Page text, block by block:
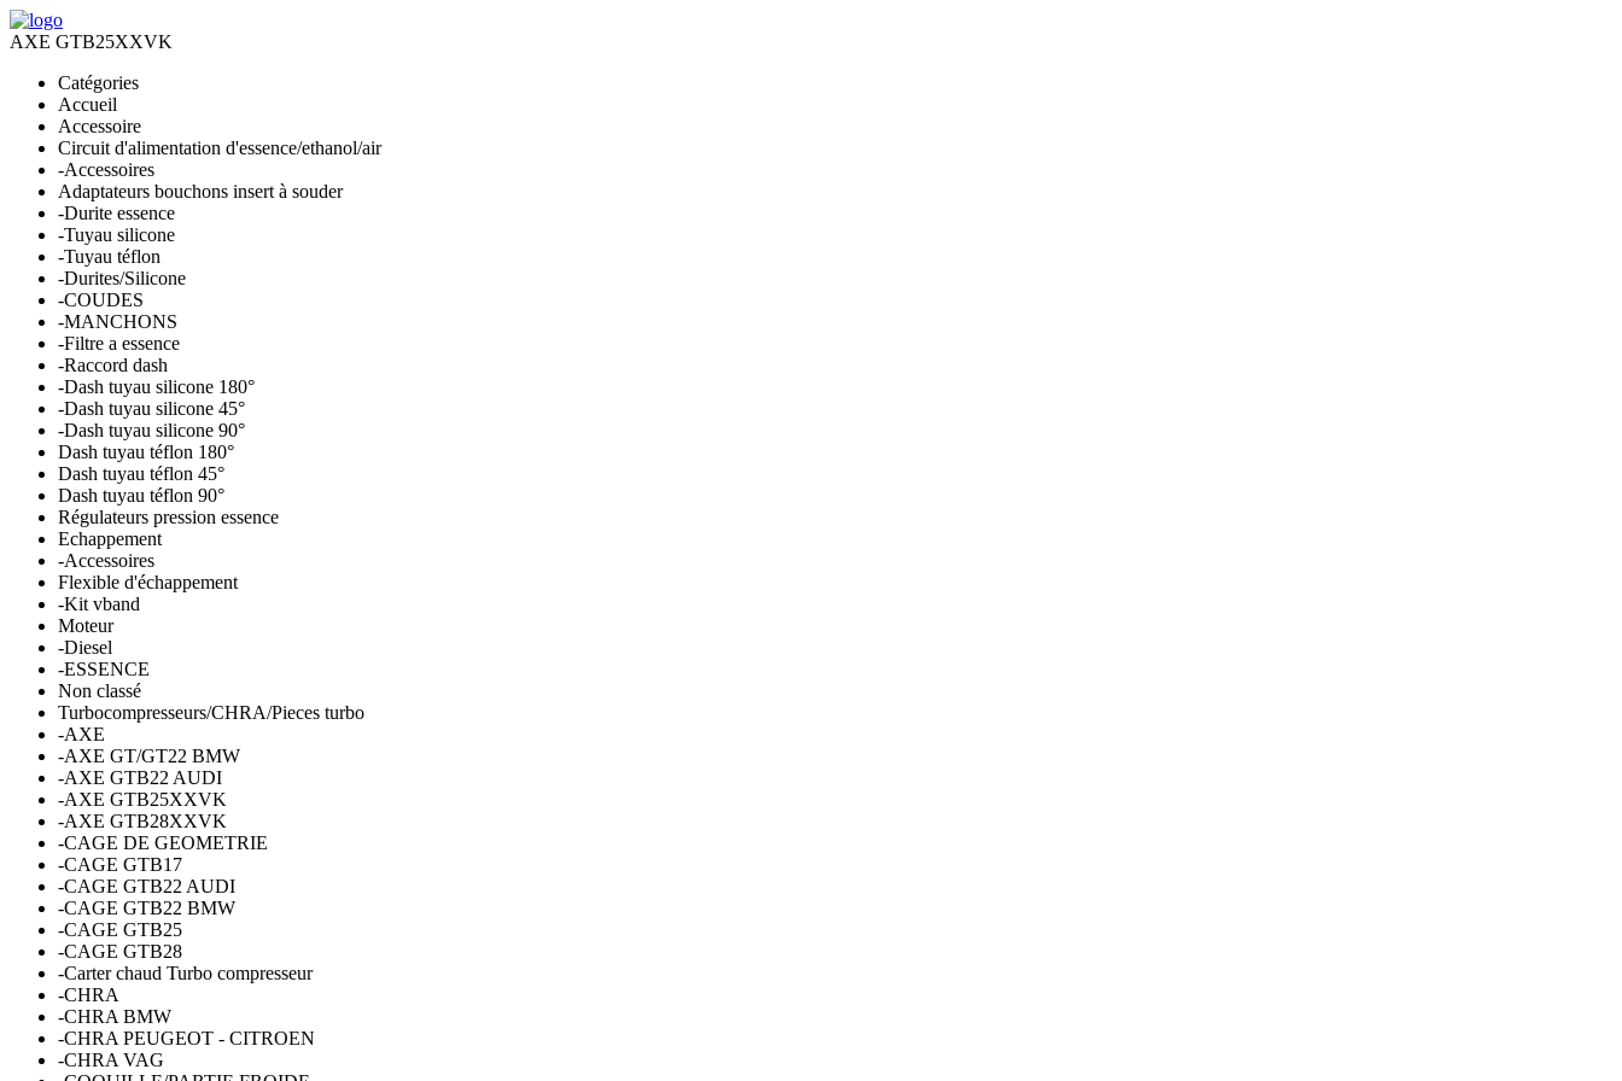
AXE GTB25XXVK
Catégories
Accueil
Accessoire
Circuit d'alimentation d'essence/ethanol/air
-Accessoires
Adaptateurs bouchons insert à souder
-Durite essence
-Tuyau silicone
-Tuyau téflon
-Durites/Silicone
-COUDES
-MANCHONS
-Filtre a essence
-Raccord dash
-Dash tuyau silicone 180°
-Dash tuyau silicone 45°
-Dash tuyau silicone 90°
Dash tuyau téflon 180°
Dash tuyau téflon 45°
Dash tuyau téflon 90°
Régulateurs pression essence
Echappement
-Accessoires
Flexible d'échappement
-Kit vband
Moteur
-Diesel
-ESSENCE
Non classé
Turbocompresseurs/CHRA/Pieces turbo
-AXE
-AXE GT/GT22 BMW
-AXE GTB22 AUDI
-AXE GTB25XXVK
-AXE GTB28XXVK
-CAGE DE GEOMETRIE
-CAGE GTB17
-CAGE GTB22 AUDI
-CAGE GTB22 BMW
-CAGE GTB25
-CAGE GTB28
-Carter chaud Turbo compresseur
-CHRA
-CHRA BMW
-CHRA PEUGEOT - CITROEN
-CHRA VAG